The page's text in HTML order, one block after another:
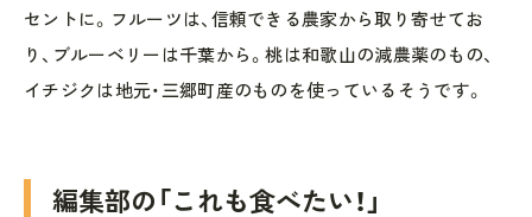
セントに。フルーツは、信頼できる農家から取り寄せてお
り、ブルーベリーは千葉から。桃は和歌山の減農薬のもの、
イチジクは地元・三郷町産のものを使っているそうです。
編集部の「これも食べたい！」